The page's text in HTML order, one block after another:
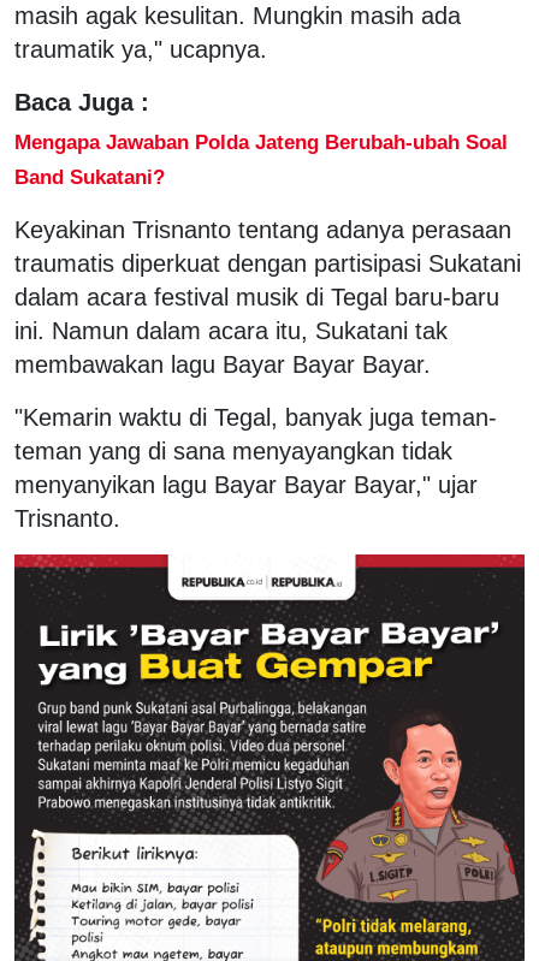
masih agak kesulitan. Mungkin masih ada
traumatik ya," ucapnya.
Baca Juga :
Mengapa Jawaban Polda Jateng Berubah-ubah Soal
Band Sukatani?
Keyakinan Trisnanto tentang adanya perasaan
traumatis diperkuat dengan partisipasi Sukatani
dalam acara festival musik di Tegal baru-baru
ini. Namun dalam acara itu, Sukatani tak
membawakan lagu Bayar Bayar Bayar.
"Kemarin waktu di Tegal, banyak juga teman-
teman yang di sana menyayangkan tidak
menyanyikan lagu Bayar Bayar Bayar," ujar
Trisnanto.